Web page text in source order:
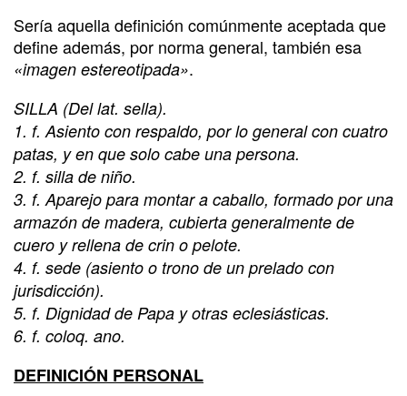
Sería aquella definición comúnmente aceptada que
define además, por norma general, también esa
«imagen estereotipada».
SILLA (Del lat. sella).
1. f. Asiento con respaldo, por lo general con cuatro
patas, y en que solo cabe una persona.
2. f. silla de niño.
3. f. Aparejo para montar a caballo, formado por una
armazón de madera, cubierta generalmente de
cuero y rellena de crin o pelote.
4. f. sede (asiento o trono de un prelado con
jurisdicción).
5. f. Dignidad de Papa y otras eclesiásticas.
6. f. coloq. ano.
DEFINICIÓN PERSONAL